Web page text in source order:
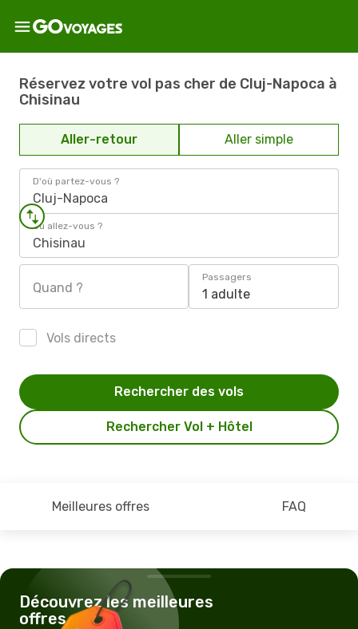
Réservez votre vol pas cher de Cluj-Napoca à
Chisinau
Aller-retour Aller simple
D'où partez-vous ?
Cluj-Napoca
Où allez-vous ?
Chisinau
Quand ?
Passagers
1 adulte
Vols directs
Rechercher Vol + Hôtel
Rechercher des vols
Meilleures offres FAQ
Découvrez les meilleures
offres